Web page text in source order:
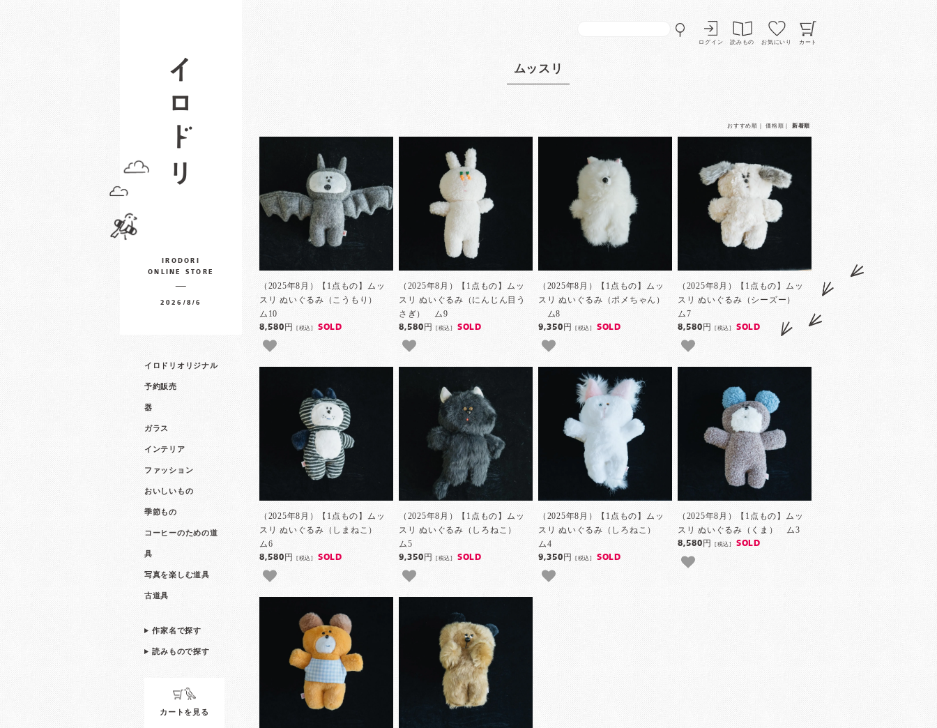
ログイン 読みもの お気にいり カート
IRODORI
ONLINE STORE
2026/8/6
イロドリオリジナル
予約販売
器
ガラス
インテリア
ファッション
おいしいもの
季節もの
コーヒーのための道
具
写真を楽しむ道具
古道具
作家名で探す
読みもので探す
カートを見る
ムッスリ
おすすめ順 ｜価格順 新着順
（2025年8月）【1点もの】ムッ
スリ ぬいぐるみ（こうもり）
ム10
8,580円[税込] SOLD
（2025年8月）【1点もの】ムッ
スリ ぬいぐるみ（にんじん目う
さぎ） ム9
8,580円[税込] SOLD
（2025年8月）【1点もの】ムッ
スリ ぬいぐるみ（ポメちゃん）
ム8
9,350円[税込] SOLD
（2025年8月）【1点もの】ムッ
スリ ぬいぐるみ（シーズー）
ム7
8,580円[税込] SOLD
（2025年8月）【1点もの】ムッ
スリ ぬいぐるみ（しまねこ）
ム6
8,580円[税込] SOLD
（2025年8月）【1点もの】ムッ
スリ ぬいぐるみ（しろねこ）
ム5
9,350円[税込] SOLD
（2025年8月）【1点もの】ムッ
スリ ぬいぐるみ（しろねこ）
ム4
9,350円[税込] SOLD
（2025年8月）【1点もの】ムッ
スリ ぬいぐるみ（くま） ム3
8,580円[税込] SOLD